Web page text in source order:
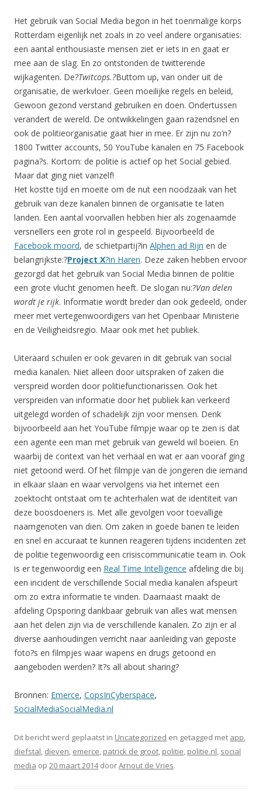
Het gebruik van Social Media begon in het toenmalige korps
Rotterdam eigenlijk net zoals in zo veel andere organisaties:
een aantal enthousiaste mensen ziet er iets in en gaat er
mee aan de slag. En zo ontstonden de twitterende
wijkagenten. De?Twitcops.?Buttom up, van onder uit de
organisatie, de werkvloer. Geen moeilijke regels en beleid,
Gewoon gezond verstand gebruiken en doen. Ondertussen
verandert de wereld. De ontwikkelingen gaan razendsnel en
ook de politieorganisatie gaat hier in mee. Er zijn nu zo’n?
1800 Twitter accounts, 50 YouTube kanalen en 75 Facebook
pagina?s. Kortom: de politie is actief op het Social gebied.
Maar dat ging niet vanzelf!
Het kostte tijd en moeite om de nut een noodzaak van het
gebruik van deze kanalen binnen de organisatie te laten
landen. Een aantal voorvallen hebben hier als zogenaamde
versnellers een grote rol in gespeeld. Bijvoorbeeld de
Facebook moord, de schietpartij?in Alphen ad Rijn en de
belangrijkste:?Project X?in Haren. Deze zaken hebben ervoor
gezorgd dat het gebruik van Social Media binnen de politie
een grote vlucht genomen heeft. De slogan nu:?Van delen
wordt je rijk. Informatie wordt breder dan ook gedeeld, onder
meer met vertegenwoordigers van het Openbaar Ministerie
en de Veiligheidsregio. Maar ook met het publiek.
Uiteraard schuilen er ook gevaren in dit gebruik van social
media kanalen. Niet alleen door uitspraken of zaken die
verspreid worden door politiefunctionarissen. Ook het
verspreiden van informatie door het publiek kan verkeerd
uitgelegd worden of schadelijk zijn voor mensen. Denk
bijvoorbeeld aan het YouTube filmpje waar op te zien is dat
een agente een man met gebruik van geweld wil boeien. En
waarbij de context van het verhaal en wat er aan vooraf ging
niet getoond werd. Of het filmpje van de jongeren die iemand
in elkaar slaan en waar vervolgens via het internet een
zoektocht ontstaat om te achterhalen wat de identiteit van
deze boosdoeners is. Met alle gevolgen voor toevallige
naamgenoten van dien. Om zaken in goede banen te leiden
en snel en accuraat te kunnen reageren tijdens incidenten zet
de politie tegenwoordig een crisiscommunicatie team in. Ook
is er tegenwoordig een Real Time Intelligence afdeling die bij
een incident de verschillende Social media kanalen afspeurt
om zo extra informatie te vinden. Daarnaast maakt de
afdeling Opsporing dankbaar gebruik van alles wat mensen
aan het delen zijn via de verschillende kanalen. Zo zijn er al
diverse aanhoudingen verricht naar aanleiding van geposte
foto?s en filmpjes waar wapens en drugs getoond en
aangeboden werden? It?s all about sharing?
Bronnen: Emerce, CopsInCyberspace,
SocialMediaSocialMedia.nl
Dit bericht werd geplaatst in Uncategorized en getagged met app,
diefstal, dieven, emerce, patrick de groot, politie, politie.nl, social
media op 20 maart 2014doorArnout de Vries.